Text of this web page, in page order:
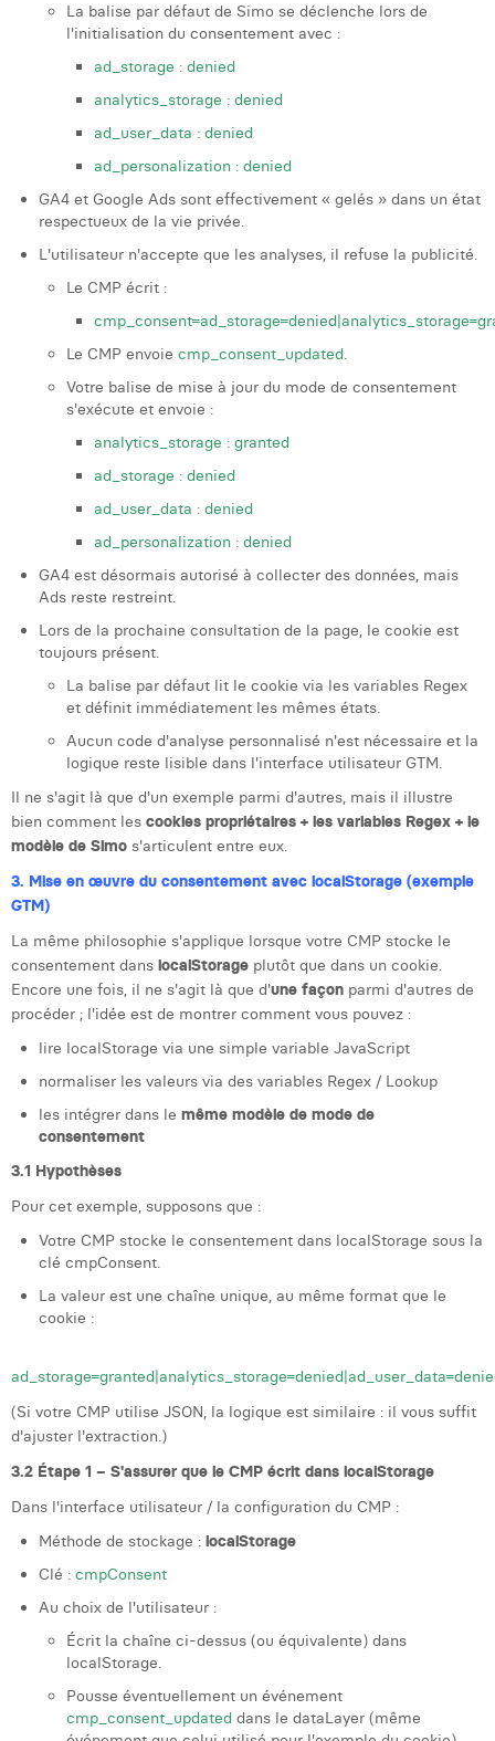
La balise par défaut de Simo se déclenche lors de
l'initialisation du consentement avec :
ad_storage : denied
analytics_storage : denied
ad_user_data : denied
ad_personalization : denied
GA4 et Google Ads sont effectivement « gelés » dans un état
respectueux de la vie privée.
L'utilisateur n'accepte que les analyses, il refuse la publicité.
Le CMP écrit :
Le CMP envoie cmp_consent_updated.
Votre balise de mise à jour du mode de consentement
s'exécute et envoie :
analytics_storage : granted
ad_storage : denied
ad_user_data : denied
ad_personalization : denied
GA4 est désormais autorisé à collecter des données, mais
Ads reste restreint.
Lors de la prochaine consultation de la page, le cookie est
toujours présent.
La balise par défaut lit le cookie via les variables Regex
et définit immédiatement les mêmes états.
Aucun code d'analyse personnalisé n'est nécessaire et la
logique reste lisible dans l'interface utilisateur GTM.
Il ne s'agit là que d'un exemple parmi d'autres, mais il illustre
bien comment les cookies propriétaires + les variables Regex + le
modèle de Simo s'articulent entre eux.
3. Mise en œuvre du consentement avec localStorage (exemple
GTM)
La même philosophie s'applique lorsque votre CMP stocke le
consentement dans localStorage plutôt que dans un cookie.
Encore une fois, il ne s'agit là que d'une façon parmi d'autres de
procéder ; l'idée est de montrer comment vous pouvez :
lire localStorage via une simple variable JavaScript
normaliser les valeurs via des variables Regex / Lookup
les intégrer dans le même modèle de mode de
consentement
3.1 Hypothèses
Pour cet exemple, supposons que :
Votre CMP stocke le consentement dans localStorage sous la
clé cmpConsent.
La valeur est une chaîne unique, au même format que le
cookie :
(Si votre CMP utilise JSON, la logique est similaire : il vous suffit
d'ajuster l'extraction.)
3.2 Étape 1 – S'assurer que le CMP écrit dans localStorage
Dans l'interface utilisateur / la configuration du CMP :
Méthode de stockage : localStorage
Clé : cmpConsent
Au choix de l'utilisateur :
Écrit la chaîne ci-dessus (ou équivalente) dans
localStorage.
Pousse éventuellement un événement
cmp_consent_updated dans le dataLayer (même